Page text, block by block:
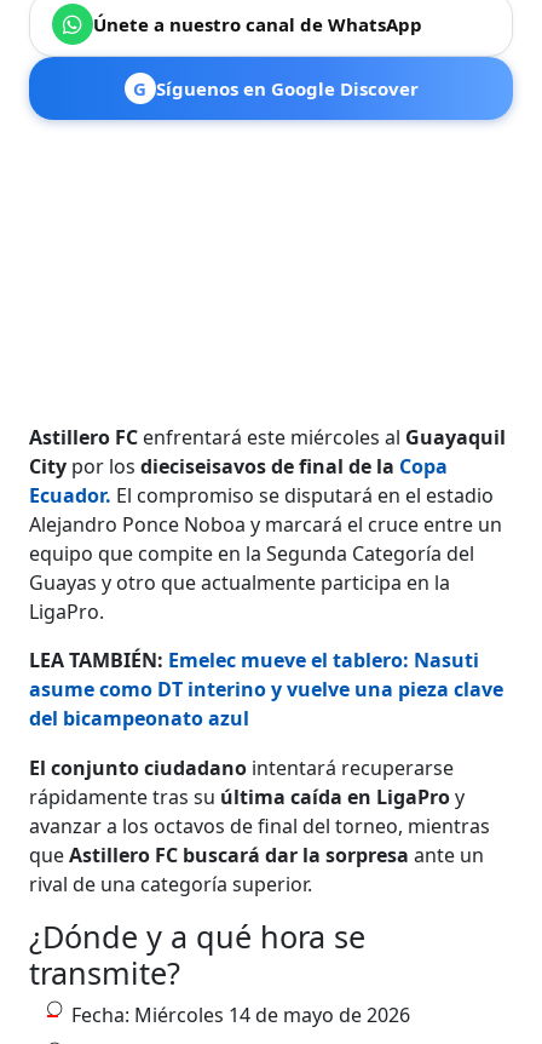
Únete a nuestro canal de WhatsApp
G Síguenos en Google Discover
Astillero FC enfrentará este miércoles al Guayaquil
City por los dieciseisavos de final de la Copa
Ecuador. El compromiso se disputará en el estadio
Alejandro Ponce Noboa y marcará el cruce entre un
equipo que compite en la Segunda Categoría del
Guayas y otro que actualmente participa en la
LigaPro.
LEA TAMBIÉN: Emelec mueve el tablero: Nasuti
asume como DT interino y vuelve una pieza clave
del bicampeonato azul
El conjunto ciudadano intentará recuperarse
rápidamente tras su última caída en LigaProy
avanzar a los octavos de final del torneo, mientras
queAstillero FC buscará dar la sorpresa ante un
rival de una categoría superior.
¿Dónde y a qué hora se
transmite?
Fecha: Miércoles 14 de mayo de 2026